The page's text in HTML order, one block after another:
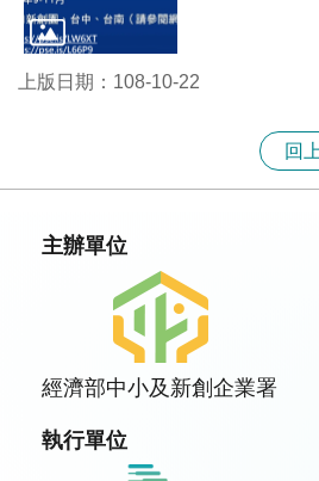
上版日期：108-10-22
回
主辦單位
經濟部中小及新創企業署
執行單位